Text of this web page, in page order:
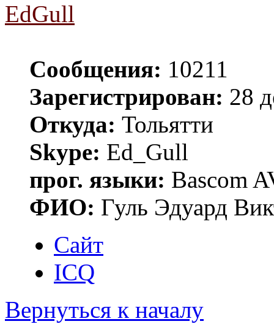
EdGull
Сообщения: 10211
Зарегистрирован: 28
Откуда: Тольятти
Skype: Ed_Gull
прог. языки: Bascom
ФИО: Гуль Эдуард
Сайт
ICQ
Вернуться к началу